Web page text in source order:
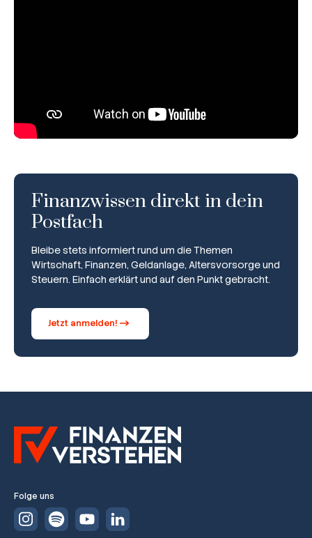
Finanzwissen direkt in dein
Postfach
Bleibe stets informiert rund um die Themen
Wirtschaft, Finanzen, Geldanlage, Altersvorsorge und
Steuern. Einfach erklärt und auf den Punkt gebracht.
Jetzt anmelden!
Folge uns